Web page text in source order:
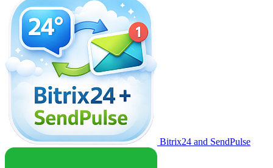
Bitrix24 and SendPulse